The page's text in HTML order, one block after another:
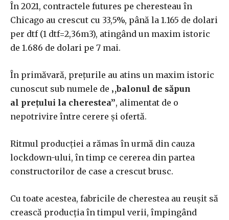
În 2021, contractele futures pe cheresteau în
Chicago au crescut cu 33,5%, până la 1.165 de dolari
per dtf (1 dtf=2,36m3), atingând un maxim istoric
de 1.686 de dolari pe 7 mai.
În primăvară, prețurile au atins un maxim istoric
cunoscut sub numele de ‚,balonul de săpun
al prețului la cherestea’’, alimentat de o
nepotrivire între cerere și ofertă.
Ritmul producției a rămas în urmă din cauza
lockdown-ului, în timp ce cererea din partea
constructorilor de case a crescut brusc.
Cu toate acestea, fabricile de cherestea au reușit să
crească producția în timpul verii, împingând